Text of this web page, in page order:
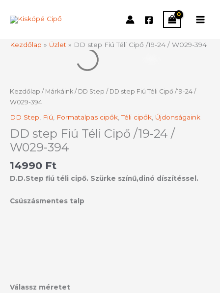
Kezdőlap » Üzlet » DD step Fiú Téli Cipő /19-24 / W029-394
Kezdőlap / Márkáink / DD Step / DD step Fiú Téli Cipő /19-24 /
W029-394
DD Step Fiú Formatalpas cipők ,Téli cipők Újdonságaink
DD step Fiú Téli Cipő /19-24 /
W029-394
14990 Ft
D.D.Step fiú téli cipő. Szürke színű,dinó díszítéssel.
Csúszásmentes talp
Válassz méretet
24
/
394
mennyiség